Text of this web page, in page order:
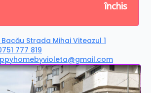
închis
Strada Mihai Viteazul 1
777 819